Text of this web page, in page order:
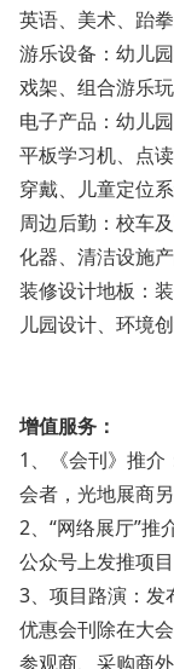
英语、美术、跆
游乐设备：幼儿
戏架、组合游乐
电子产品：幼儿
平板学习机、点
穿戴、儿童定位
周边后勤：校车
化器、清洁设施
装修设计地板：
儿园设计、环境
增值服务：
1、《会刊》推介
会者，光地展商
2、“网络展厅”推
公众号上发推项
3、项目路演：发
优惠会刊除在大
参观商、采购商